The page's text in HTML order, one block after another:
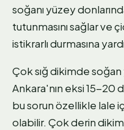
soğanı yüzey
tutunmasını sağlar ve
istikrarlı durmasına
Çok sığ dikimde soğan
Ankara'nın eksi 15-20
bu sorun özellikle lale
olabilir. Çok derin